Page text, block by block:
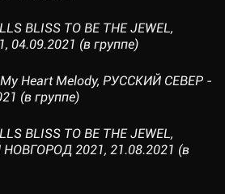
BLISS TO BE THE JEWEL,
04.09.2021 (в группе)
Heart Melody, РУССКИЙ СЕВЕР -
(в группе)
BLISS TO BE THE JEWEL,
2021, 21.08.2021 (в